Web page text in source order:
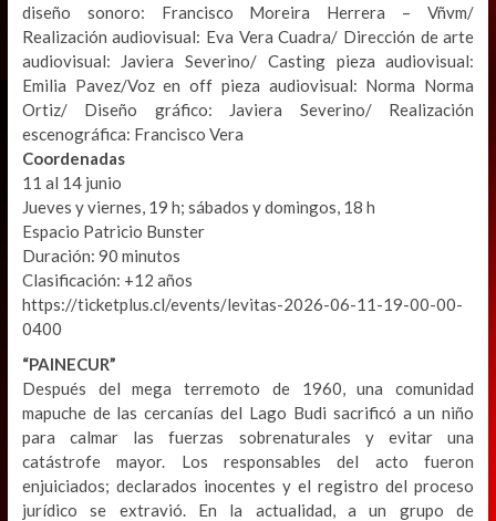
diseño sonoro: Francisco Moreira Herrera – Vñvm/
Realización audiovisual: Eva Vera Cuadra/ Dirección de arte
audiovisual: Javiera Severino/ Casting pieza audiovisual:
Emilia Pavez/Voz en off pieza audiovisual: Norma Norma
Ortiz/ Diseño gráfico: Javiera Severino/ Realización
escenográfica: Francisco Vera
Coordenadas
11 al 14 junio
Jueves y viernes, 19 h; sábados y domingos, 18 h
Espacio Patricio Bunster
Duración: 90 minutos
Clasificación: +12 años
https://ticketplus.cl/events/levitas-2026-06-11-19-00-00-
0400
“PAINECUR”
Después del mega terremoto de 1960, una comunidad
mapuche de las cercanías del Lago Budi sacrificó a un niño
para calmar las fuerzas sobrenaturales y evitar una
catástrofe mayor. Los responsables del acto fueron
enjuiciados; declarados inocentes y el registro del proceso
jurídico se extravió. En la actualidad, a un grupo de